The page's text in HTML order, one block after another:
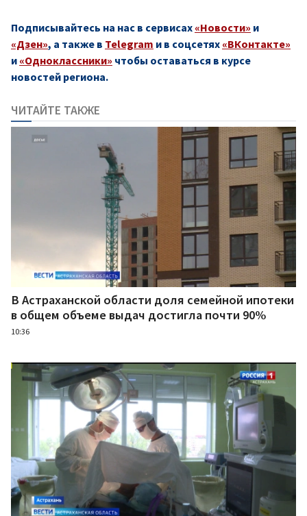
Подписывайтесь на нас в сервисах «Новости» и
«Дзен», а также в Telegram и в соцсетях «ВКонтакте»
и «Одноклассники» чтобы оставаться в курсе
новостей региона.
ЧИТАЙТЕ ТАКЖЕ
В Астраханской области доля семейной ипотеки
в общем объеме выдач достигла почти 90%
10:36